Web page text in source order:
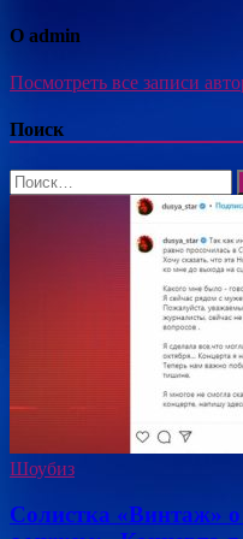
О admin
Посмотреть все записи
Поиск
Найти:
Шоубиз
Солистка «Винтаж»